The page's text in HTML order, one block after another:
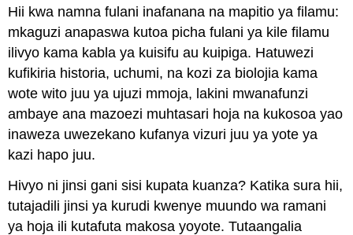
Hii kwa namna fulani inafanana na mapitio ya filamu:
mkaguzi anapaswa kutoa picha fulani ya kile filamu
ilivyo kama kabla ya kuisifu au kuipiga. Hatuwezi
kufikiria historia, uchumi, na kozi za biolojia kama
wote wito juu ya ujuzi mmoja, lakini mwanafunzi
ambaye ana mazoezi muhtasari hoja na kukosoa yao
inaweza uwezekano kufanya vizuri juu ya yote ya
kazi hapo juu.
Hivyo ni jinsi gani sisi kupata kuanza? Katika sura hii,
tutajadili jinsi ya kurudi kwenye muundo wa ramani
ya hoja ili kutafuta makosa yoyote. Tutaangalia